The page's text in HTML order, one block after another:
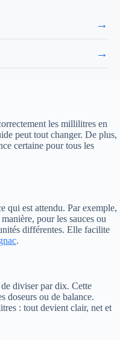
→
→
les millilitres en
peut tout changer. De plus,
certaine pour tous les
qui est attendu. Par exemple,
pour les sauces ou
différentes. Elle facilite
.
diviser par dix. Cette
doseurs ou de balance.
: tout devient clair, net et